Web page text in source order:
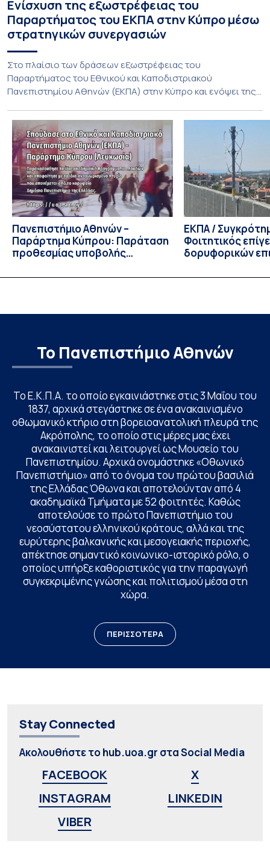
Ενίσχυση της εξωστρέφειας του
Παραρτήματος του ΕΚΠΑ στην Κύπρο μέσω
στρατηγικών συνεργασιών
Στο πλαίσιο των δράσεων εξωστρέφειας του
Παραρτήματος του Εθνικού και Καποδιστριακού
Πανεπιστημίου Αθηνών (ΕΚΠΑ) στην Κύπρο και ενόψει της
Τμήματος Οικονομικών Επιστημών και του Τμήματος
Διοίκησης Επιχειρήσεων και Οργανισμών τον Σεπτέμβριο
του 2026, ο Κοσμήτορας της Σχολής Οικονομικών και
Πολιτικών Επιστημών, Καθηγητής Νικόλαος Ηρειώτης, και ο
Πρόεδρος του Τμήματος […]
Πανεπιστήμιο Αθηνών –
Παράρτημα Κύπρου: Παράταση
προθεσμίας υποβολής
υποψηφίων
ΕΚΠΑ /
Φοιτητικός
δορυφορικών
Το Πανεπιστήμιο Αθηνών
Το Ε.Κ.Π.Α. το οποίο εγκαινιάστηκε στις 3 Μαΐου του
1837, αρχικά στεγάστηκε σε ένα ανακαινισμένο
οθωμανικό κτήριο στη βορειοανατολική πλευρά της
Ακρόπολης, το οποίο στις μέρες μας έχει
ανακαινιστεί και λειτουργεί ως Μουσείο του
Πανεπιστημίου. Αρχικά ονομάστηκε «Οθωνικό
Πανεπιστήμιο» από το όνομα του πρώτου βασιλιά
της Ελλάδας Όθωνα και αποτελούνταν από 4
ακαδημαϊκά Τμήματα με 52 φοιτητές. Καθώς
αποτελούσε το πρώτο Πανεπιστήμιο του
νεοσύστατου ελληνικού κράτους, αλλά και της
ευρύτερης βαλκανικής και μεσογειακής περιοχής,
απέκτησε σημαντικό κοινωνικο-ιστορικό ρόλο, ο
οποίος υπήρξε καθοριστικός για την παραγωγή
συγκεκριμένης γνώσης και πολιτισμού μέσα στη
χώρα.
ΠΕΡΙΣΣΟΤΕΡΑ
Stay Connected
Ακολουθήστε το hub.uoa.gr στα Social Media
FACEBOOK
X
INSTAGRAM
LINKEDIN
VIBER